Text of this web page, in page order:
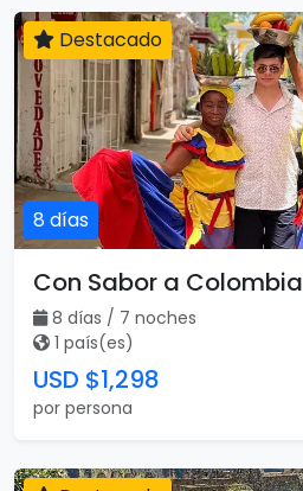
8 días
Destacado
Con Sabor a Colombia
8 días / 7 noches
1 país(es)
USD $1,298
por persona